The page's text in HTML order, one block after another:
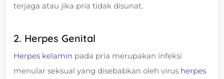
terjaga atau jika pria tidak disunat.
2. Herpes Genital
Herpes kelamin pada pria merupakan infeksi
menular seksual yang disebabkan oleh virus herpes